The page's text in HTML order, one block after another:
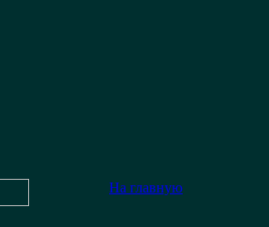
На главную